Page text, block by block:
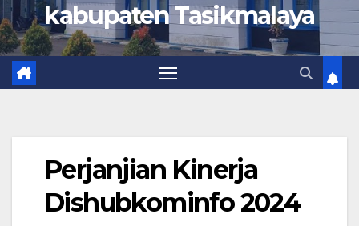
kabupaten Tasikmalaya
Perjanjian Kinerja
Dishubkominfo 2024